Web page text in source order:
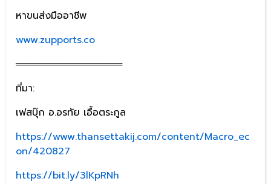
หาขนส่งมืออาชีพ
www.zupports.co
════════════════
ที่มา:
เฟสบุ๊ก อ.อรทัย เอื้อตระกูล
https://www.thansettakij.com/content/Macro_ec
on/420827
https://bit.ly/3lKpRNh